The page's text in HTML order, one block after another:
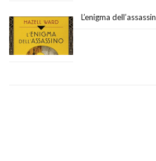
L’enigma